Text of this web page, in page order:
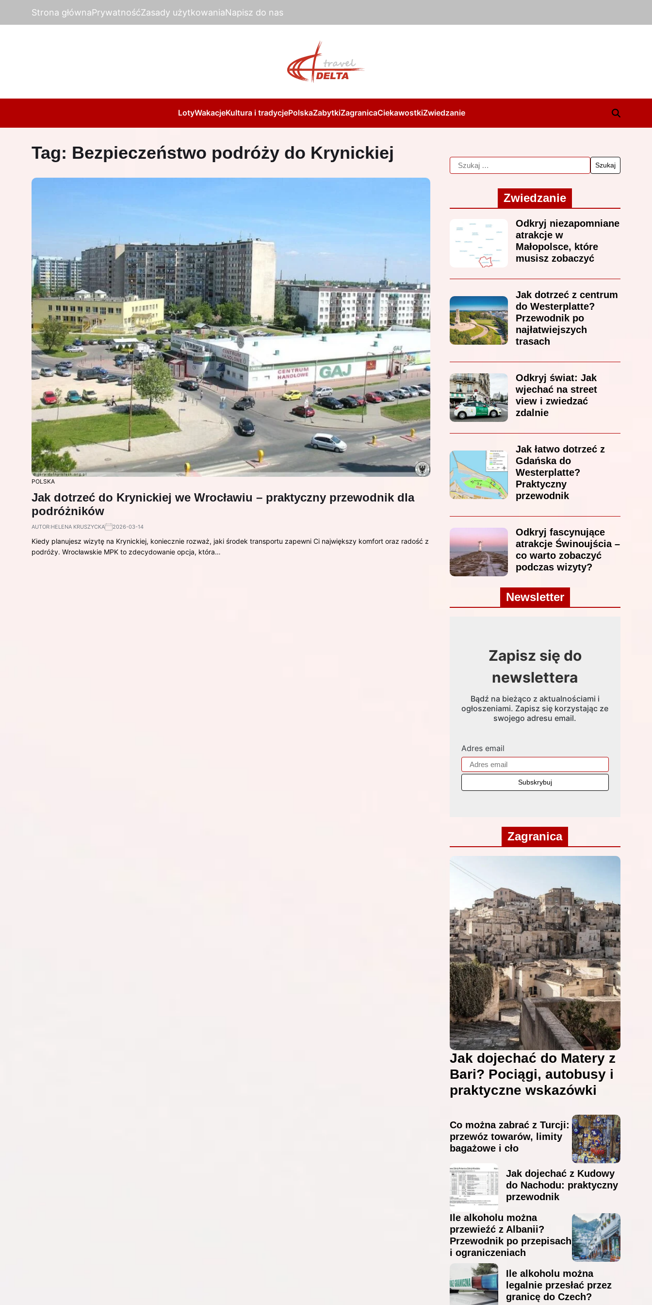
Strona głównaPrywatnośćZasady użytkowaniaNapisz do nas
LotyWakacjeKultura i tradycjePolskaZabytkiZagranicaCiekawostkiZwiedzanie
Tag: Bezpieczeństwo podróży do Krynickiej
POLSKA
Jak dotrzeć do Krynickiej we Wrocławiu – praktyczny przewodnik dla
podróżników
AUTOR:HELENA KRUSZYCKA 2026-03-14
Kiedy planujesz wizytę na Krynickiej, koniecznie rozważ, jaki środek transportu zapewni Ci największy komfort oraz radość z
podróży. Wrocławskie MPK to zdecydowanie opcja, która…
Zwiedzanie
Odkryj niezapomniane
atrakcje w
Małopolsce, które
musisz zobaczyć
Jak dotrzeć z centrum
do Westerplatte?
Przewodnik po
najłatwiejszych
trasach
Odkryj świat: Jak
wjechać na street
view i zwiedzać
zdalnie
Jak łatwo dotrzeć z
Gdańska do
Westerplatte?
Praktyczny
przewodnik
Odkryj fascynujące
atrakcje Świnoujścia –
co warto zobaczyć
podczas wizyty?
Newsletter
Zapisz się do
newslettera
Bądź na bieżąco z aktualnościami i
ogłoszeniami. Zapisz się korzystając ze
swojego adresu email.
Adres email
Zagranica
Jak dojechać do Matery z
Bari? Pociągi, autobusy i
praktyczne wskazówki
Co można zabrać z Turcji:
przewóz towarów, limity
bagażowe i cło
Jak dojechać z Kudowy
do Nachodu: praktyczny
przewodnik
Ile alkoholu można
przewieźć z Albanii?
Przewodnik po przepisach
i ograniczeniach
Ile alkoholu można
legalnie przesłać przez
granicę do Czech?